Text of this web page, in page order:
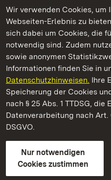
Wir verwenden Cookies, um
Webseiten-Erlebnis zu
sich dabei um Cookies, die
notwendig sind. Zudem
sowie anonymen
Informationen finden Sie in
Datenschutzhinweisen. Ihre
Speicherung der Cookies
nach § 25 Abs. 1 TTDSG,
Datenverarbeitung nach Art.
DSGVO.
Nur notwendigen
Cookies zustimmen
Kommen. Staunen.
Staatliche Schlösser und Gärten
Staatliche Schlösser und
Kontakt
GebärdenspracheLeichte
Erklärung zur Barrierefreiheit
BITV-konform (geprüfte